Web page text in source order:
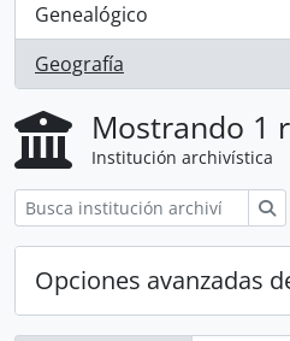
Genealógico
, 1 resultados
Geografía
, 1 resultados
Mostrando 1
Institución archivística
Opciones avanzadas